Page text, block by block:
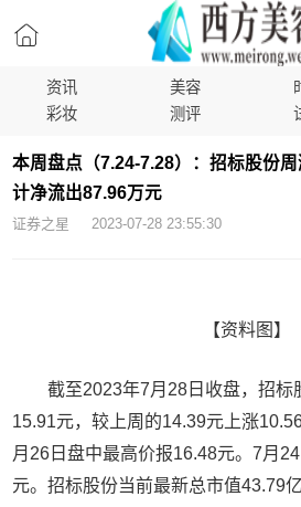
资讯 美容
彩妆
测评
本周盘点（7.24-7.28）：招标股份
计净流出87.96万元
证券之星 2023-07-28 23:55:30
【资料图】
截至2023年7月28日收盘，招标
15.91元，较上周的14.39元上涨
月26日盘中最高价报16.48元。7月
元。招标股份当前最新总市值43.79